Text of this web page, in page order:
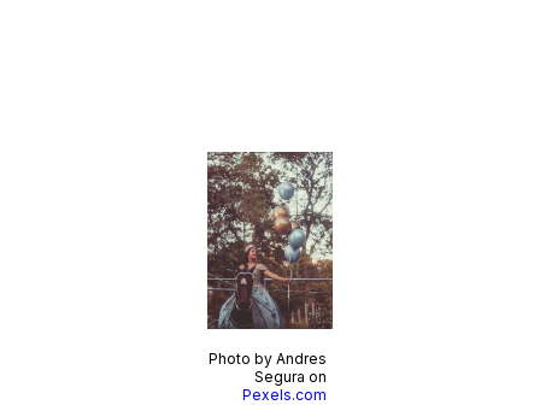
Photo by Andres
Segura on
Pexels.com